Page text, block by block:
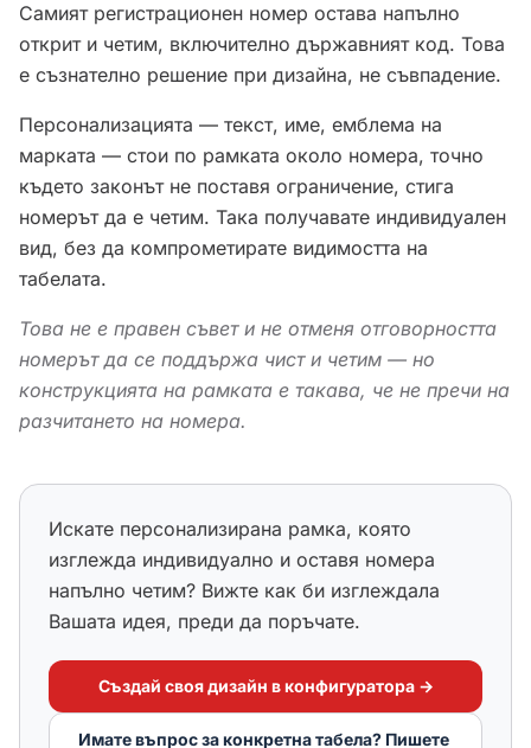
Самият регистрационен номер остава напълно
открит и четим, включително държавният код. Това
е съзнателно решение при дизайна, не съвпадение.
Персонализацията — текст, име, емблема на
марката — стои по рамката около номера, точно
където законът не поставя ограничение, стига
номерът да е четим. Така получавате индивидуален
вид, без да компрометирате видимостта на
табелата.
Това не е правен съвет и не отменя отговорността
номерът да се поддържа чист и четим — но
конструкцията на рамката е такава, че не пречи на
разчитането на номера.
Искате персонализирана рамка, която
изглежда индивидуално и оставя номера
напълно четим? Вижте как би изглеждала
Вашата идея, преди да поръчате.
Създай своя дизайн в конфигуратора→
Имате въпрос за конкретна табела? Пишете